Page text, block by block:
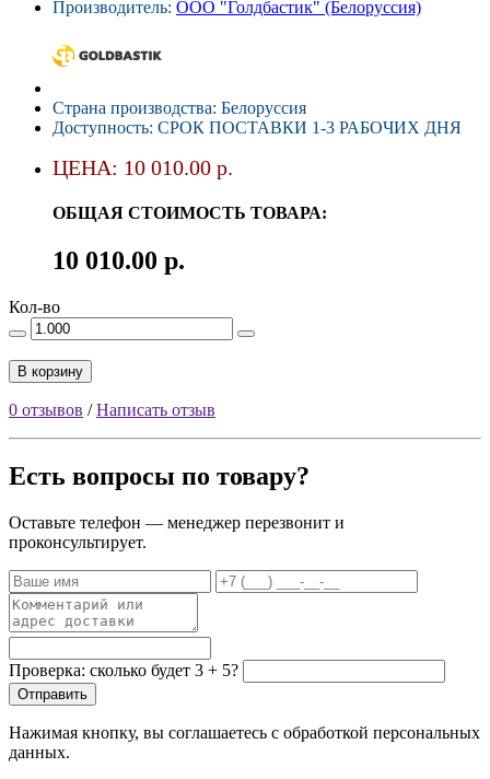
Производитель: ООО "Голдбастик" (Белоруссия)
Страна производства: Белоруссия
Доступность: СРОК ПОСТАВКИ 1-3 РАБОЧИХ ДНЯ
ЦЕНА: 10 010.00 р.
ОБЩАЯ СТОИМОСТЬ ТОВАРА:
10 010.00 р.
Кол-во
В корзину
0 отзывов /Написать отзыв
Есть вопросы по товару?
Оставьте телефон — менеджер перезвонит и
проконсультирует.
Проверка: сколько будет 3 + 5?
Отправить
Нажимая кнопку, вы соглашаетесь с обработкой персональных
данных.